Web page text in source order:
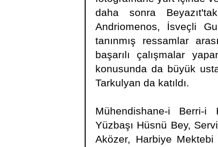
daha sonra
Andriomenos, İsveçli
tanınmış ressamlar
başarılı çalışmalar
konusunda da büyük
Tarkulyan da katıldı.
Mühendishane-i Berri-i
Yüzbaşı Hüsnü Bey,
Aközer, Harbiye